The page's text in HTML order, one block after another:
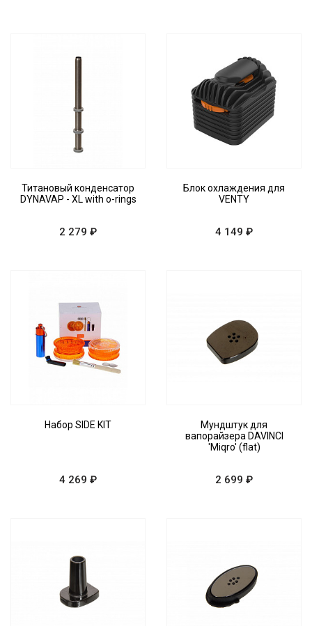
Титановый конденсатор
DYNAVAP - XL with o-rings
2 279 ₽
Блок охлаждения для
VENTY
4 149 ₽
Набор SIDE KIT
4 269 ₽
Мундштук для
вапорайзера DAVINCI
'Miqro' (flat)
2 699 ₽